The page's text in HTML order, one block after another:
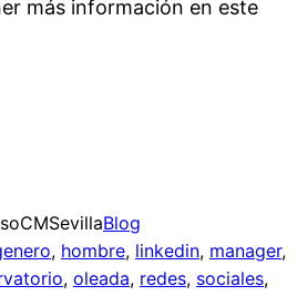
más información en este
Blog
, hombre, linkedin, manager
, oleada, redes, sociales